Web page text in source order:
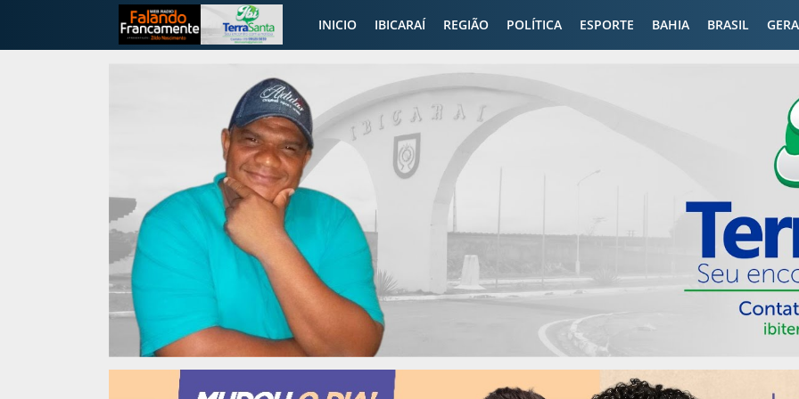
INICIO IBICARAÍ REGIÃO POLÍTICA ESPORTE BAHIA BRASIL